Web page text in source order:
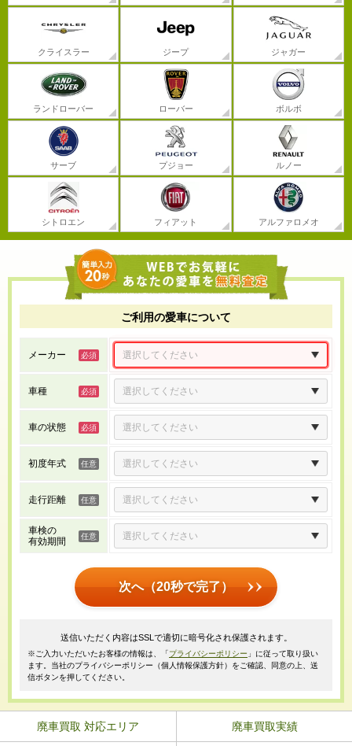
クライスラー ジープ ジャガー
ランドローバー ローバー ボルボ
サーブ プジョー ルノー
シトロエン フィアット アルファロメオ
ご利用の愛車について
メーカー
車種
車の状態
初度年式
走行距離
車検の
有効期間
次へ（20秒で完了）
送信いただく内容はSSLで適切に暗号化され保護されます。
※ご入力いただいたお客様の情報は、「プライバシーポリシー 」に従って取り扱い
ます。当社のプライバシーポリシー（個人情報保護方針）をご確認、同意の上、送
信ボタンを押してください。
廃車買取 対応エリア 廃車買取実績